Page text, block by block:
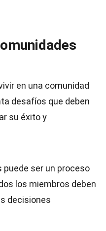
en una comunidad
desafíos que deben
su éxito y
puede ser un proceso
los miembros deben
decisiones